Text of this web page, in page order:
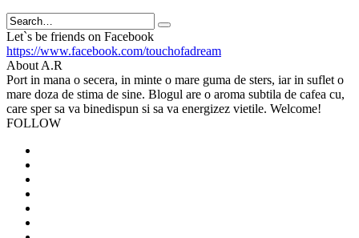
Search
Let`s be friends on Facebook
https://www.facebook.com/touchofadream
About A.R
Port in mana o secera, in minte o mare guma de sters, iar in suflet o
mare doza de stima de sine. Blogul are o aroma subtila de cafea cu,
care sper sa va binedispun si sa va energizez vietile. Welcome!
FOLLOW